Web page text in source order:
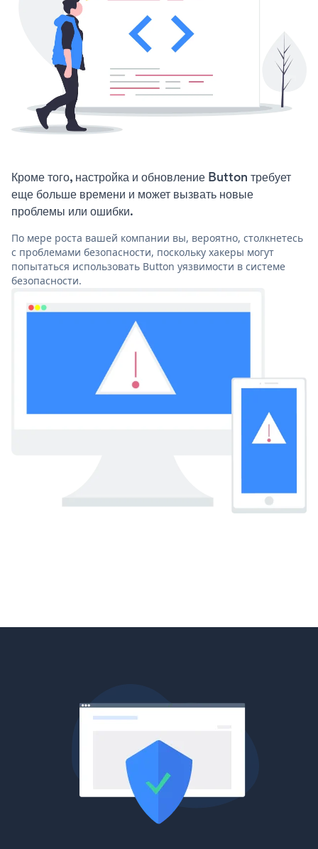
Кроме того, настройка и обновление Button требует
еще больше времени и может вызвать новые
проблемы или ошибки.
По мере роста вашей компании вы, вероятно, столкнетесь
с проблемами безопасности, поскольку хакеры могут
попытаться использовать Button уязвимости в системе
безопасности.